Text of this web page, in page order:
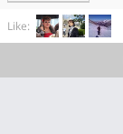
Like: